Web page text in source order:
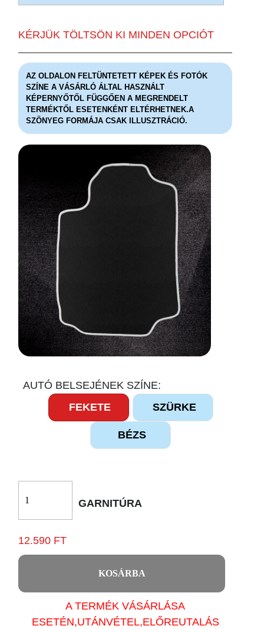
KÉRJÜK TÖLTSÖN KI MINDEN OPCIÓT
AZ OLDALON FELTÜNTETETT KÉPEK ÉS FOTÓK
SZÍNE A VÁSÁRLÓ ÁLTAL HASZNÁLT
KÉPERNYŐTŐL FÜGGŐEN A MEGRENDELT
TERMÉKTŐL ESETENKÉNT ELTÉRHETNEK.A
SZÖNYEG FORMÁJA CSAK ILLUSZTRÁCIÓ.
AUTÓ BELSEJÉNEK SZÍNE:
FEKETE
SZÜRKE
BÉZS
GARNITÚRA
12.590 FT
KOSÁRBA
A TERMÉK VÁSÁRLÁSA
ESETÉN,UTÁNVÉTEL,ELŐREUTALÁS